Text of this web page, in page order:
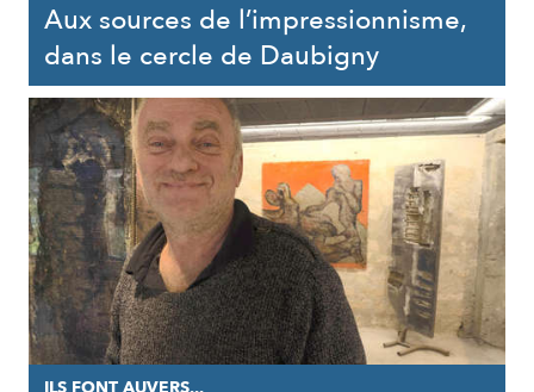
Aux sources de l’impressionnisme,
dans le cercle de Daubigny